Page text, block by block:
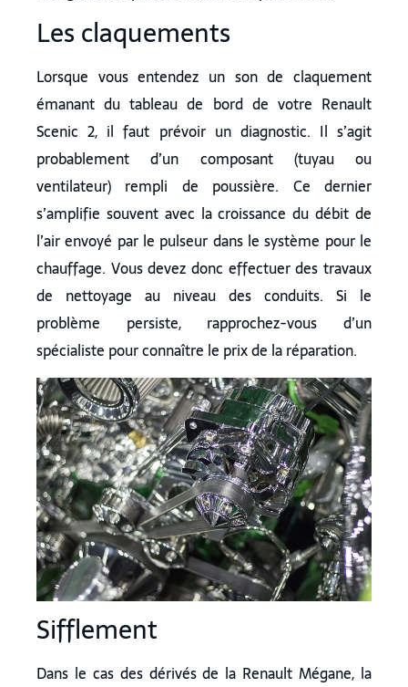
Les claquements
Lorsque vous entendez un son de claquement
émanant du tableau de bord de votre Renault
Scenic 2, il faut prévoir un diagnostic. Il s’agit
probablement d’un composant (tuyau ou
ventilateur) rempli de poussière. Ce dernier
s’amplifie souvent avec la croissance du débit de
l’air envoyé par le pulseur dans le système pour le
chauffage. Vous devez donc effectuer des travaux
de nettoyage au niveau des conduits. Si le
problème persiste, rapprochez-vous d’un
spécialiste pour connaître le prix de la réparation.
Sifflement
Dans le cas des dérivés de la Renault Mégane, la